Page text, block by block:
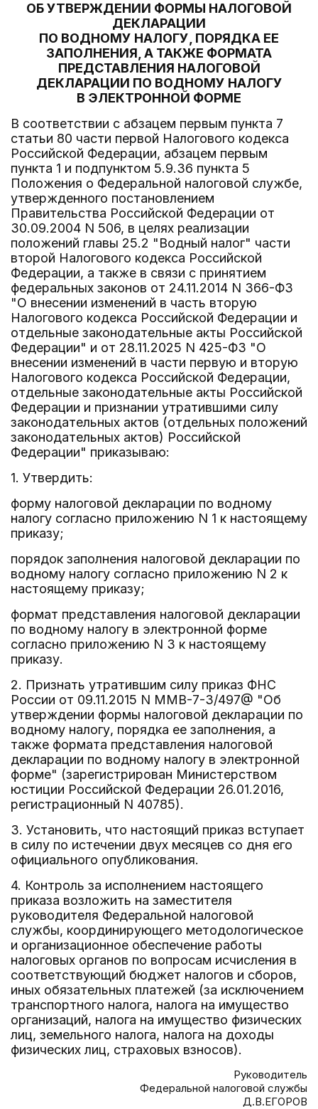
ОБ УТВЕРЖДЕНИИ ФОРМЫ НАЛОГОВОЙ
ДЕКЛАРАЦИИ
ПО ВОДНОМУ НАЛОГУ, ПОРЯДКА ЕЕ
ЗАПОЛНЕНИЯ, А ТАКЖЕ ФОРМАТА
ПРЕДСТАВЛЕНИЯ НАЛОГОВОЙ
ДЕКЛАРАЦИИ ПО ВОДНОМУ НАЛОГУ
В ЭЛЕКТРОННОЙ ФОРМЕ
В соответствии с абзацем первым пункта 7
статьи 80 части первой Налогового кодекса
Российской Федерации, абзацем первым
пункта 1 и подпунктом 5.9.36 пункта 5
Положения о Федеральной налоговой службе,
утвержденного постановлением
Правительства Российской Федерации от
30.09.2004 N 506, в целях реализации
положений главы 25.2 "Водный налог" части
второй Налогового кодекса Российской
Федерации, а также в связи с принятием
федеральных законов от 24.11.2014 N 366-ФЗ
"О внесении изменений в часть вторую
Налогового кодекса Российской Федерации и
отдельные законодательные акты Российской
Федерации" и от 28.11.2025 N 425-ФЗ "О
внесении изменений в части первую и вторую
Налогового кодекса Российской Федерации,
отдельные законодательные акты Российской
Федерации и признании утратившими силу
законодательных актов (отдельных положений
законодательных актов) Российской
Федерации" приказываю:
1. Утвердить:
форму налоговой декларации по водному
налогу согласно приложению N 1 к настоящему
приказу;
порядок заполнения налоговой декларации по
водному налогу согласно приложению N 2 к
настоящему приказу;
формат представления налоговой декларации
по водному налогу в электронной форме
согласно приложению N 3 к настоящему
приказу.
2. Признать утратившим силу приказ ФНС
России от 09.11.2015 N ММВ-7-3/497@ "Об
утверждении формы налоговой декларации по
водному налогу, порядка ее заполнения, а
также формата представления налоговой
декларации по водному налогу в электронной
форме" (зарегистрирован Министерством
юстиции Российской Федерации 26.01.2016,
регистрационный N 40785).
3. Установить, что настоящий приказ вступает
в силу по истечении двух месяцев со дня его
официального опубликования.
4. Контроль за исполнением настоящего
приказа возложить на заместителя
руководителя Федеральной налоговой
службы, координирующего методологическое
и организационное обеспечение работы
налоговых органов по вопросам исчисления в
соответствующий бюджет налогов и сборов,
иных обязательных платежей (за исключением
транспортного налога, налога на имущество
организаций, налога на имущество физических
лиц, земельного налога, налога на доходы
физических лиц, страховых взносов).
Руководитель
Федеральной налоговой службы
Д.В.ЕГОРОВ